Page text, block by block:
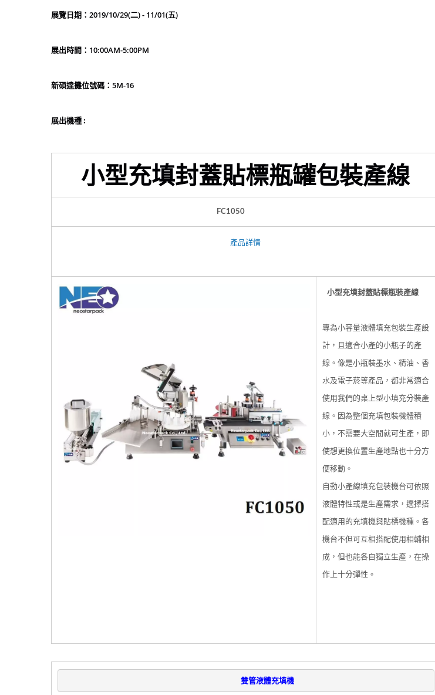
展覽日期： 2019/10/29(二) - 11/01(五)
展出時間： 10:00AM-5:00PM
新碩達攤位號碼： 5M-16
展出機種 :
小型充填封蓋貼標瓶罐包裝產線
FC1050
產品詳情
小型充填封蓋貼標瓶裝產線
專為小容量液體填充包裝生產設
計，且適合小產的小瓶子的產
線。像是小瓶裝墨水、精油、香
水及電子菸等產品，都非常適合
使用我們的桌上型小填充分裝產
線。 因為整個充填包裝機體積
小，不需要大空間就可生產，即
使想更換位置生產地點也十分方
便移動。
自動小產線填充包裝機台可依照
液體特性或是生產需求，選擇搭
配適用的充填機與貼標機種。 各
機台不但可互相搭配使用相輔相
成，但也能各自獨立生產，在操
作上十分彈性。
雙管液體充填機